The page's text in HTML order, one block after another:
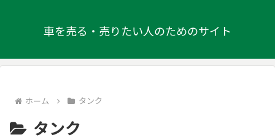
車を売る・売りたい人のためのサイト
ホーム タンク
タンク